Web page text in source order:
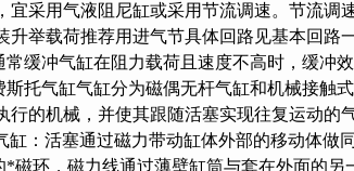
采用气液阻尼缸或采用节流调速。节流调
升举载荷推荐用进气节具体回路见基本回路
常缓冲气缸在阻力载荷且速度不高时，缓冲效
。费斯托气缸气缸分为磁偶无杆气缸和机械接触式
的机械，并使其跟随活塞实现往复运动的
：活塞通过磁力带动缸体外部的移动体做同
*磁环，磁力线通过薄壁缸筒与套在外面的另